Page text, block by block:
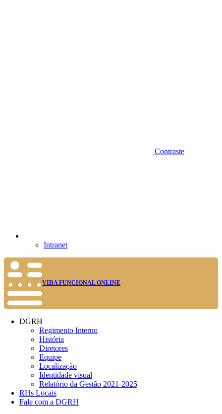
Contraste
Intranet
VIDA FUNCIONAL ONLINE
DGRH
Regimento Interno
História
Diretores
Equipe
Localização
Identidade visual
Relatório da Gestão 2021-2025
RHs Locais
Fale com a DGRH